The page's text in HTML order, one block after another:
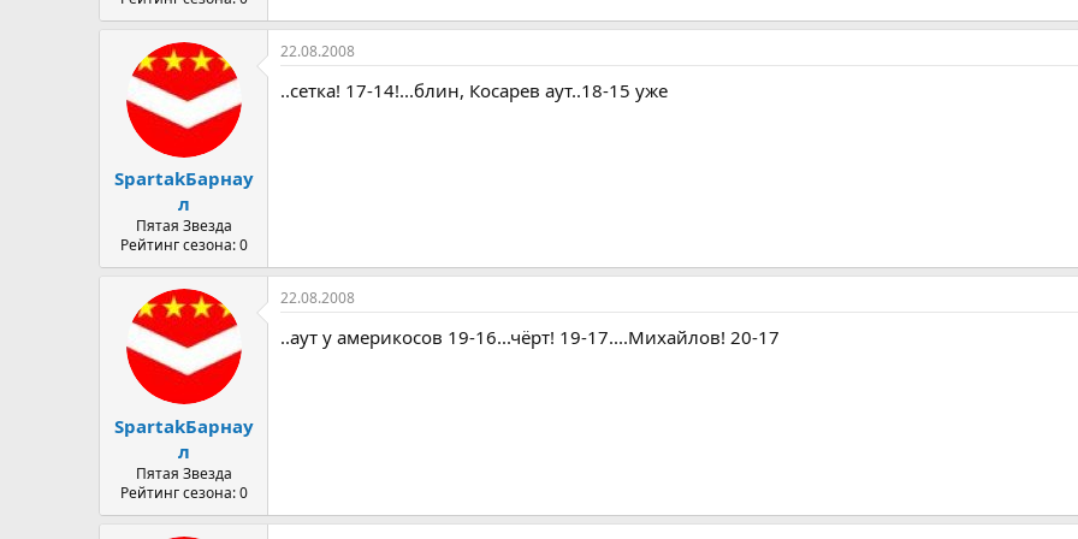
SpartakБарнау
л
Пятая Звезда
Рейтинг сезона: 0
22.08.2008
..сетка! 17-14!...блин, Косарев аут..18-15 уже
SpartakБарнау
л
Пятая Звезда
Рейтинг сезона: 0
22.08.2008
..аут у америкосов 19-16...чёрт! 19-17....Михайлов! 20-17